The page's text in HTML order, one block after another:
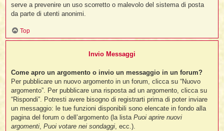
serve a prevenire un uso scorretto o malevolo del sistema di posta
da parte di utenti anonimi.
Top
Invio Messaggi
Come apro un argomento o invio un messaggio in un forum?
Per pubblicare un nuovo argomento in un forum, clicca su “Nuovo
argomento”. Per pubblicare una risposta ad un argomento, clicca su
“Rispondi”. Potresti avere bisogno di registrarti prima di poter inviare
un messaggio: le tue funzioni disponibili sono elencate in fondo alla
pagina del forum o dell’argomento (la listaPuoi aprire nuovi
argomenti,Puoi votare nei sondaggi, ecc.).